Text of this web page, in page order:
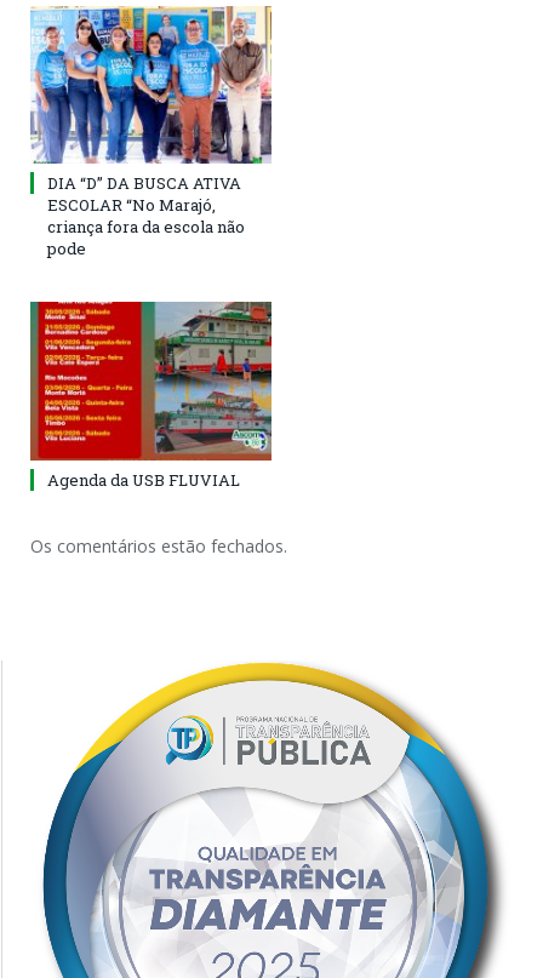
DIA “D” DA BUSCA ATIVA
ESCOLAR “No Marajó,
criança fora da escola não
pode
Agenda da USB FLUVIAL
Os comentários estão fechados.